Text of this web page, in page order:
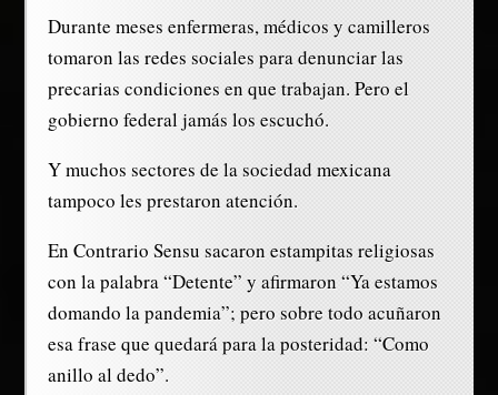
Durante meses enfermeras, médicos y camilleros
tomaron las redes sociales para denunciar las
precarias condiciones en que trabajan. Pero el
gobierno federal jamás los escuchó.
Y muchos sectores de la sociedad mexicana
tampoco les prestaron atención.
En Contrario Sensu sacaron estampitas religiosas
con la palabra “Detente” y afirmaron “Ya estamos
domando la pandemia”; pero sobre todo acuñaron
esa frase que quedará para la posteridad: “Como
anillo al dedo”.